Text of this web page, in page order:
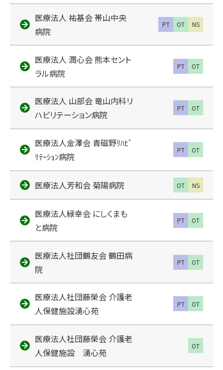
医療法人 祐基会 帯山中央
病院
PT OT NS
医療法人 潤心会 熊本セント
ラル病院
PT OT
医療法人 山部会 竜山内科リ
ハビリテーション病院
PT OT
医療法人金澤会 青磁野ﾘﾊﾋﾞ
ﾘﾃｰｼｮﾝ病院
PT OT
医療法人芳和会 菊陽病院 OT NS
医療法人緑幸会 にしくまも
と病院
PT OT
医療法人社団鶴友会 鶴田病
院
PT OT
医療法人社団藤榮会 介護老
人保健施設湧心苑
PT OT
医療法人社団藤榮会 介護老
人保健施設 湧心苑
OT